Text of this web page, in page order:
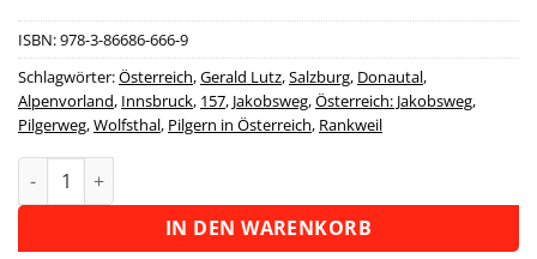
ISBN:978-3-86686-666-9
Schlagwörter:Österreich,Gerald Lutz,Salzburg, Donautal,
Alpenvorland, Innsbruck, 157, Jakobsweg,Österreich: Jakobsweg,
Pilgerweg,Wolfsthal, Pilgern in Österreich, Rankweil
Wanderführer Österreich: Jakobsweg - Fernwanderweg Menge
IN DEN WARENKORB
Alternative: